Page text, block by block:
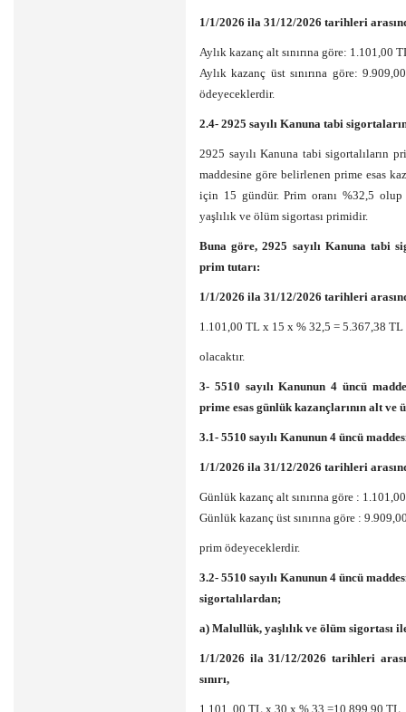
1/1/2026 ila 31/12/2026 tarihleri
Aylık kazanç alt sınırına göre: 1.101,00
Aylık kazanç üst sınırına göre:
ödeyeceklerdir.
2.4- 2925 sayılı Kanuna tabi
2925 sayılı Kanuna tabi sigortalıların
maddesine göre belirlenen prime esas
için 15 gündür. Prim oranı %32,5
yaşlılık ve ölüm sigortası primidir.
Buna göre, 2925 sayılı Kanuna tabi
prim tutarı:
1/1/2026 ila 31/12/2026 tarihleri
1.101,00 TL x 15 x % 32,5 = 5.367,38
olacaktır.
3- 5510 sayılı Kanunun 4 üncü
prime esas günlük kazançlarının alt ve
3.1- 5510 sayılı Kanunun 4 üncü
1/1/2026 ila 31/12/2026 tarihleri
Günlük kazanç alt sınırına göre :
Günlük kazanç üst sınırına göre :
prim ödeyeceklerdir.
3.2- 5510 sayılı Kanunun 4 üncü
sigortalılardan;
a) Malullük, yaşlılık ve ölüm sigortası
1/1/2026 ila 31/12/2026 tarihleri
sınırı,
1.101, 00 TL x 30 x % 33 =10.899,90 TL,